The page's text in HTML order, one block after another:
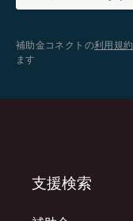
補助金コネクトの利用規約
ます
支援検索